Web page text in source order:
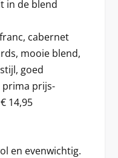
in de blend
cabernet
mooie blend,
goed
prijs-
14,95
en evenwichtig.